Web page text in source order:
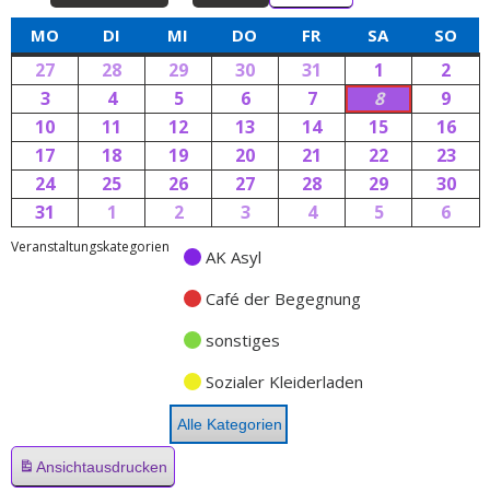
MO DI MI DO FR SA SO
27 28 29 30 31 1
2
3
4 5 6 7 8
9
10
11 12 13 14 15
16
17
18 19 20 21 22
23
24
25 26 27 28 29
30
31
1 2 3 4 5 6
Veranstaltungskategorien
AK Asyl
Café der Begegnung
sonstiges
Sozialer Kleiderladen
Alle Kategorien
Ansichtausdrucken